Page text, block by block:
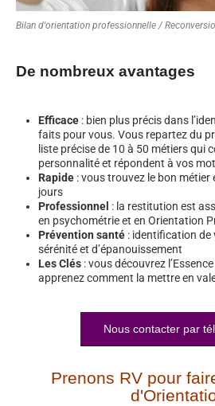
Bilan d'orientation professionnelle /
De nombreux avantages
Efficace : bien plus précis dans
faits pour vous. Vous repartez du
liste précise de 10 à 50 métiers qui
personnalité et répondent à vos
Rapide : vous trouvez le bon métier
jours
Professionnel : la restitution est
en psychométrie et en Orientation
Prévention santé : identification de
sérénité et d’épanouissement
Les Clés : vous découvrez
apprenez comment la mettre en
Nous contacter par
Prenons RV pour